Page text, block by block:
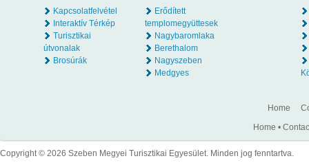
Kapcsolatfelvétel
Interaktív Térkép
Turisztikai
útvonalak
Brosúrák
Erődített
templomegyüttesek
Nagybaromlaka
Berethalom
Nagyszeben
Medgyes
Home
Home •
Copyright © 2026 Szeben Megyei Turisztikai Egyesület. Minden jog fenntartva.